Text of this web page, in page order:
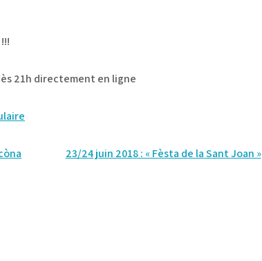
21h directement en ligne
23/24 juin 2018 : « Fèsta de la Sant Joan »